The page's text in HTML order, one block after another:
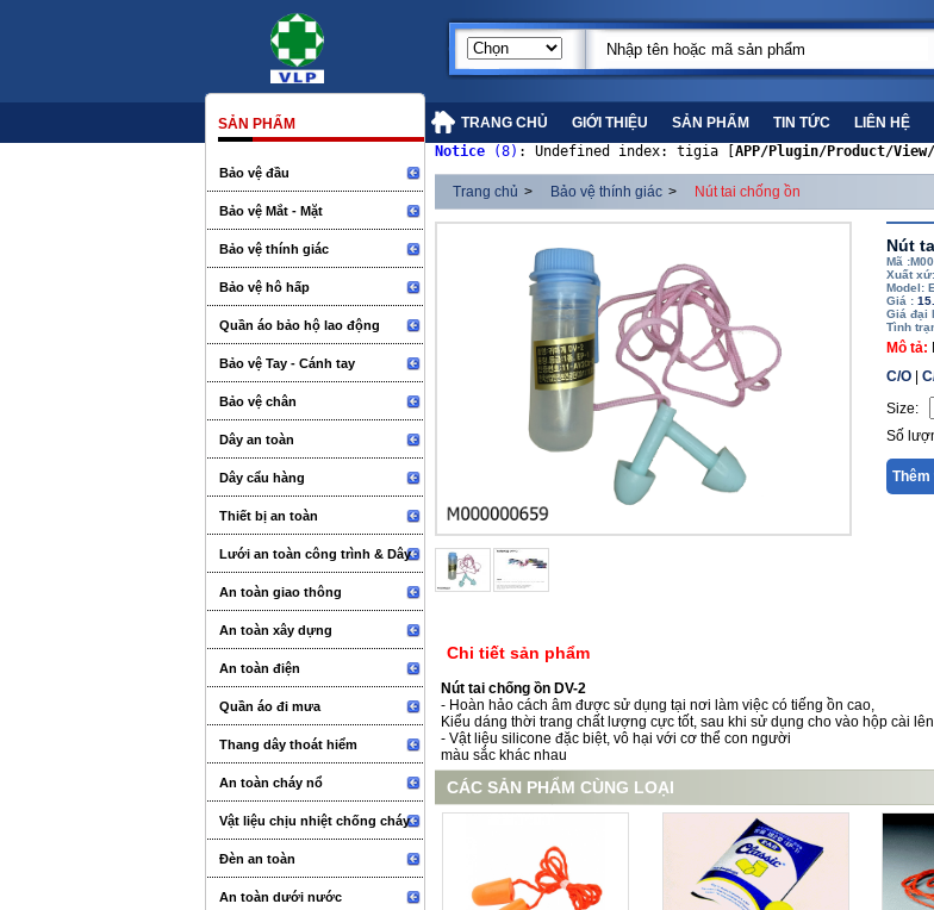
TRANG CHỦ GIỚI THIỆU SẢN PHẨM TIN TỨC LIÊN HỆ
SẢN PHẨM
Bảo vệ đầu
Bảo vệ Mắt - Mặt
Bảo vệ thính giác
Bảo vệ hô hấp
Quần áo bảo hộ lao động
Bảo vệ Tay - Cánh tay
Bảo vệ chân
Dây an toàn
Dây cẩu hàng
Thiết bị an toàn
Lưới an toàn công trình & Dây
An toàn giao thông
An toàn xây dựng
An toàn điện
Quần áo đi mưa
Thang dây thoát hiểm
An toàn cháy nổ
Vật liệu chịu nhiệt chống cháy
Đèn an toàn
An toàn dưới nước
Notice (8) : Undefined index: tigia [ APP/Plugin/Product/
Trang chủ > Bảo vệ thính giác > Nút tai chống ồn
Nút
Mã
Xuất
Model:
Giá :
Giá đại
Tình
Mô tả:
C/O
Size:
Số
Thêm
Chi tiết sản phẩm
Nút tai chống ồn DV-2
- Hoàn hảo cách âm được sử dụng tại nơi làm việc có tiếng ồn cao,
Kiểu dáng thời trang chất lượng cực tốt, sau khi sử dụng cho vào hộp cài
- Vật liệu silicone đặc biệt, vô hại với cơ thể con người
màu sắc khác nhau
CÁC SẢN PHẨM CÙNG LOẠI